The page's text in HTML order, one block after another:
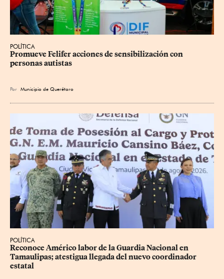
POLÍTICA
Promueve Felifer acciones de sensibilización con
personas autistas
Por Municipio de Querétaro
POLÍTICA
Reconoce Américo labor de la Guardia Nacional en
Tamaulipas; atestigua llegada del nuevo coordinador
estatal